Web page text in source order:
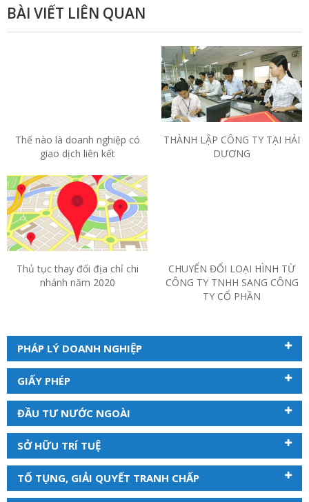
BÀI VIẾT LIÊN QUAN
Thế nào là doanh nghiệp có
giao dịch liên kết
THÀNH LẬP CÔNG TY TẠI HẢI
DƯƠNG
Thủ tục thay đổi địa chỉ chi
nhánh năm 2020
CHUYỂN ĐỔI LOẠI HÌNH TỪ
CÔNG TY TNHH SANG CÔNG
TY CỔ PHẦN
PHÁP LÝ DOANH NGHIỆP
GIẤY PHÉP
ĐẦU TƯ NƯỚC NGOÀI
SỞ HỮU TRÍ TUỆ
TỐ TỤNG, GIẢI QUYẾT TRANH CHẤP